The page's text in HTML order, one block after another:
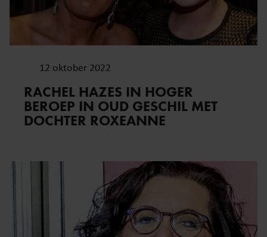
12 oktober 2022
RACHEL HAZES IN HOGER
BEROEP IN OUD GESCHIL MET
DOCHTER ROXEANNE